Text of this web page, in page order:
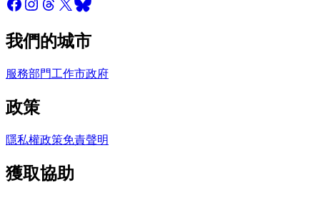
我們的城市
服務部門工作市政府
政策
隱私權政策免責聲明
獲取協助